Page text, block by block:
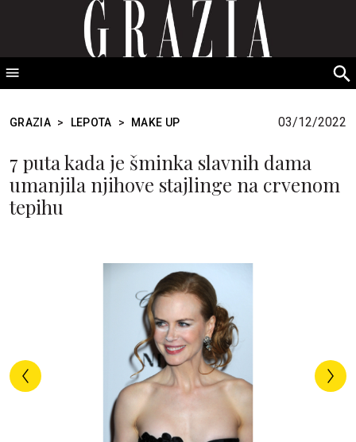
GRAZIA Srbija
GRAZIA > LEPOTA > MAKE UP 03/12/2022
7 puta kada je šminka slavnih dama
umanjila njihove stajlinge na crvenom
tepihu